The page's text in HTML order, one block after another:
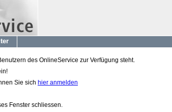
des OnlineService zur Verfügung steht.
Sie sich hier anmelden
Fenster schliessen.